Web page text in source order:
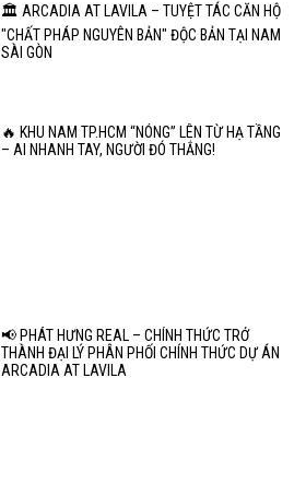
🏛️ ARCADIA AT LAVILA – TUYỆT TÁC CĂN HỘ
"CHẤT PHÁP NGUYÊN BẢN" ĐỘC BẢN TẠI NAM
SÀI GÒN
🔥 KHU NAM TP.HCM “NÓNG” LÊN TỪ HẠ TẦNG
– AI NHANH TAY, NGƯỜI ĐÓ THẮNG!
📢 PHÁT HƯNG REAL – CHÍNH THỨC TRỞ
THÀNH ĐẠI LÝ PHÂN PHỐI CHÍNH THỨC DỰ ÁN
ARCADIA AT LAVILA